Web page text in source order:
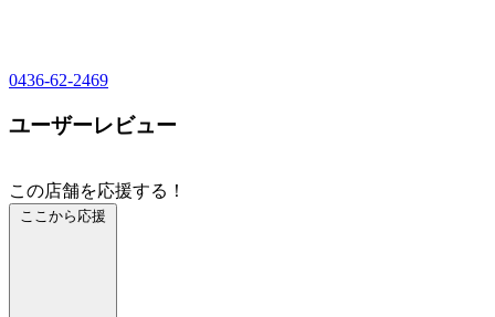
0436-62-2469
ユーザーレビュー
この店舗を応援する！
ここから応援